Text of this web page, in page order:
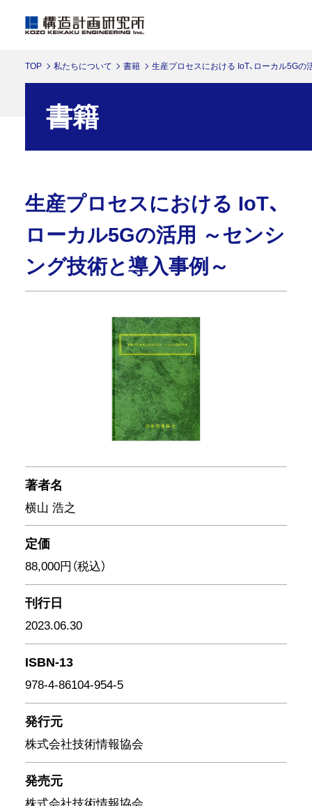
TOP 私たちについて 書籍 生産プロセスにおける IoT、ローカル5G
書籍
生産プロセスにおける IoT、
ローカル5Gの活用 ～センシ
ング技術と導入事例～
著者名
横山 浩之
定価
88,000円（税込）
刊行日
2023.06.30
ISBN-13
978-4-86104-954-5
発行元
株式会社技術情報協会
発売元